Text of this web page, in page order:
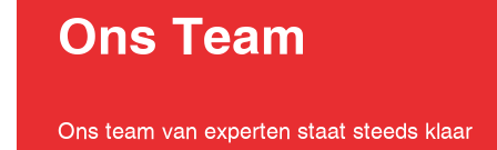
Ons Team
Ons team van experten staat steeds klaar